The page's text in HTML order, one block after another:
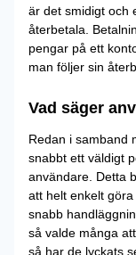
är det smidigt och
återbetala.
pengar på ett
man följer sin
Vad säger
Redan i samband
snabbt ett väldigt
användare. Detta
att helt enkelt
snabb
så valde många
så har de lyckats